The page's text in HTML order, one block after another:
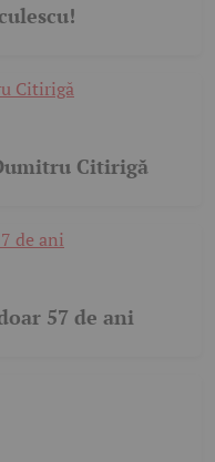
Citirigă
57 de ani